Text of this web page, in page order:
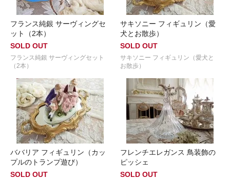
フランス純銀 サーヴィングセ
ット（2本）
SOLD OUT
フランス純銀 サーヴィングセット
（2本）
サキソニー フィギュリン（愛
犬とお散歩）
SOLD OUT
サキソニー フィギュリン（愛犬と
お散歩）
ババリア フィギュリン（カッ
プルのトランプ遊び）
SOLD OUT
フレンチエレガンス 鳥装飾の
ピッシェ
SOLD OUT